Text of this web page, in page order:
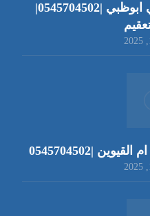
شركة تنظيف خزانات في ابوظبي |0545704502|
|0545704502